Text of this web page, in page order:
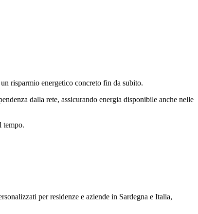
risparmio energetico concreto fin da subito.
dalla rete, assicurando energia disponibile anche nelle
tempo.
per residenze e aziende in Sardegna e Italia,